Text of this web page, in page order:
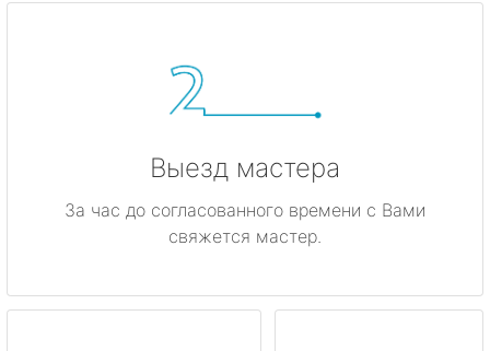
Кириши
Коммунар
Выезд мастера
За час до согласованного времени с Вами
свяжется мастер.